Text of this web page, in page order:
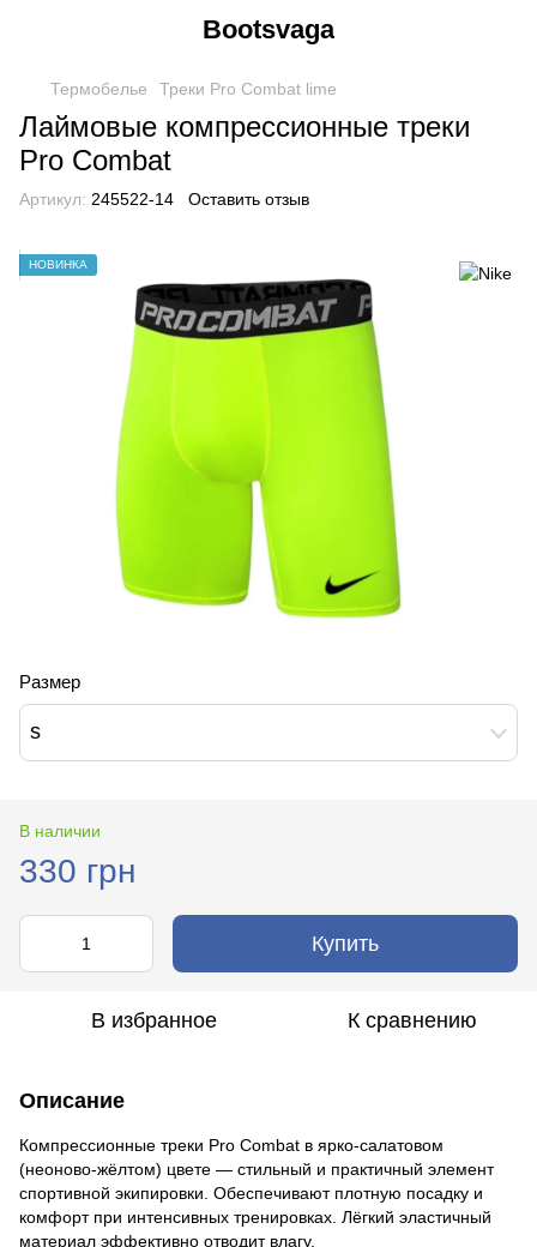
Bootsvaga
Термобелье Треки Pro Combat lime
Лаймовые компрессионные треки
Pro Combat
Артикул: 245522-14 Оставить отзыв
НОВИНКА
Размер
s
В наличии
330 грн
Купить
В избранное К сравнению
Описание
Компрессионные треки Pro Combat в ярко-салатовом
(неоново-жёлтом) цвете — стильный и практичный элемент
спортивной экипировки. Обеспечивают плотную посадку и
комфорт при интенсивных тренировках. Лёгкий эластичный
материал эффективно отводит влагу.